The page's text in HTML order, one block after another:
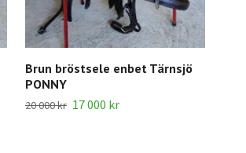
Brun bröstsele enbet Tärnsjö
PONNY
20 000 kr 17 000 kr